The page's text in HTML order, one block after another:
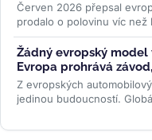
Červen 2026 přepsal
prodalo o polovinu víc
rekordních 26...>>
Žádný evropský
Evropa prohrává
Z evropských
jedinou budoucností.